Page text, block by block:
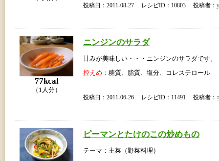
投稿日：2011-08-27 レシピID：10803 投稿者：
77kcal
（1人分）
ニンジンのサラダ
甘みが美味しい・・・ニンジンのサラダです。
控えめ： 糖質、脂質、塩分、コレステロール
投稿日：2011-06-26 レシピID：11491 投稿者：
ピーマンとたけのこの炒めもの
テーマ：主菜（野菜料理）